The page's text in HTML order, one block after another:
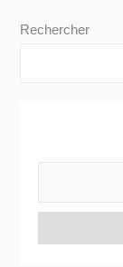
Rechercher